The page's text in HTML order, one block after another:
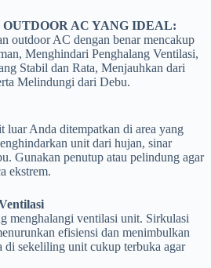
AC YANG IDEAL:
outdoor AC dengan benar mencakup
Menghindari Penghalang Ventilasi,
Stabil dan Rata, Menjauhkan dari
Melindungi dari Debu.
luar Anda ditempatkan di area yang
unit dari hujan, sinar
Gunakan penutup atau pelindung agar
ekstrem.
menghalangi ventilasi unit. Sirkulasi
efisiensi dan menimbulkan
di sekeliling unit cukup terbuka agar